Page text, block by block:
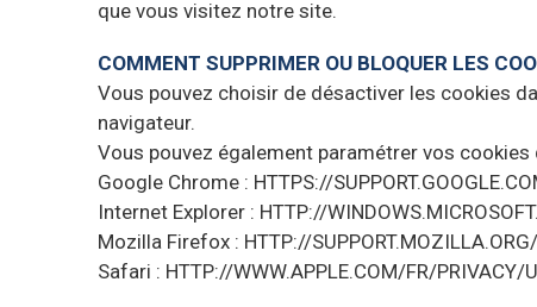
que vous visitez notre site.
COMMENT SUPPRIMER OU BLOQUER LES
Vous pouvez choisir de désactiver les cookies
navigateur.
Vous pouvez également paramétrer vos
Google Chrome : HTTPS://
Internet Explorer : HTTP://
Mozilla Firefox : HTTP://
Safari : HTTP://WWW.APPLE.COM/FR/PRIVACY/